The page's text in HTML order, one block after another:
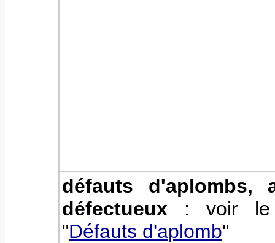
défauts d'aplombs,
défectueux : voir le
"Défauts d'aplomb"